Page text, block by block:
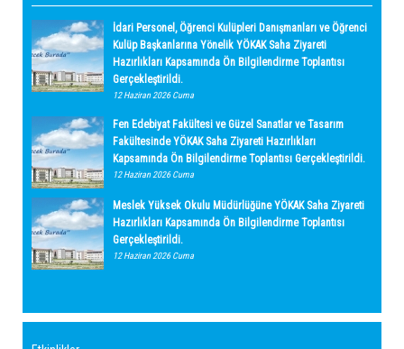
İdari Personel, Öğrenci Kulüpleri Danışmanları ve Öğrenci
Kulüp Başkanlarına Yönelik YÖKAK Saha Ziyareti
Hazırlıkları Kapsamında Ön Bilgilendirme Toplantısı
Gerçekleştirildi.
12 Haziran 2026 Cuma
Fen Edebiyat Fakültesi ve Güzel Sanatlar ve Tasarım
Fakültesinde YÖKAK Saha Ziyareti Hazırlıkları
Kapsamında Ön Bilgilendirme Toplantısı Gerçekleştirildi.
12 Haziran 2026 Cuma
Meslek Yüksek Okulu Müdürlüğüne YÖKAK Saha Ziyareti
Hazırlıkları Kapsamında Ön Bilgilendirme Toplantısı
Gerçekleştirildi.
12 Haziran 2026 Cuma